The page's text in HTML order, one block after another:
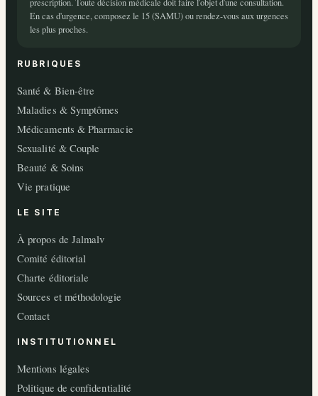
prescription. Toute décision médicale doit faire l'objet d'une consultation.
En cas d'urgence, composez le 15 (SAMU) ou rendez-vous aux urgences
les plus proches.
RUBRIQUES
Santé & Bien-être
Maladies & Symptômes
Médicaments & Pharmacie
Sexualité & Couple
Beauté & Soins
Vie pratique
LE SITE
À propos de Jalmalv
Comité éditorial
Charte éditoriale
Sources et méthodologie
Contact
INSTITUTIONNEL
Mentions légales
Politique de confidentialité